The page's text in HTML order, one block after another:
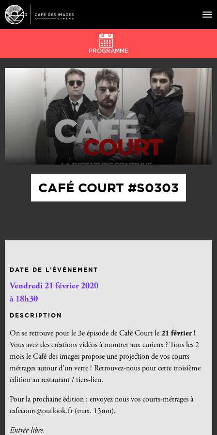
À L’AFFICHE
ÉVÉNEMENTS
CAFÉ DU CINÉ
PRATIQUE
ÉDUCATION AUX IMAGES
PROGRAMME
CAFÉ COURT #S0303
DATE DE L’ÉVÉNEMENT
Vendredi 21 février 2020
à 18h30
DESCRIPTION
On se retrouve pour le 3e épisode de Café Court le 21 février !
Vous avez des créations vidéos à montrer aux curieux ? Tous les 2
mois le Café des images propose une projection de vos courts
métrages autour d’un verre ! Retrouvez-nous pour cette troisième
édition au restaurant / tiers-lieu.
Pour la prochaine édition : envoyez nous vos courts-métrages à
cafecourt@outlook.fr (max. 15mn).
Entrée libre.